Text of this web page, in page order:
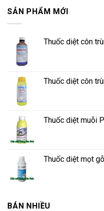
SẢN PHẨM MỚI
Thuốc diệt côn
Thuốc diệt côn
Thuốc diệt muỗi
Thuốc diệt mọt
BÁN NHIỀU